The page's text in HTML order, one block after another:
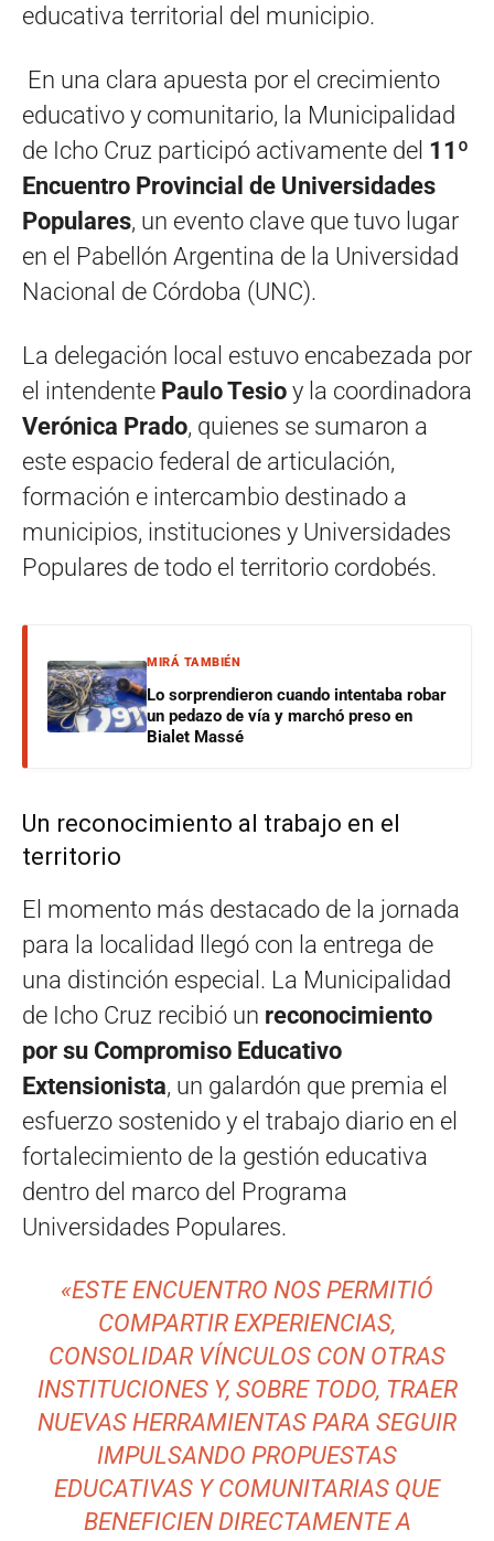
educativa territorial del municipio.
En una clara apuesta por el crecimiento
educativo y comunitario, la Municipalidad
de Icho Cruz participó activamente del 11º
Encuentro Provincial de Universidades
Populares, un evento clave que tuvo lugar
en el Pabellón Argentina de la Universidad
Nacional de Córdoba (UNC).
La delegación local estuvo encabezada por
el intendente Paulo Tesio y la coordinadora
Verónica Prado, quienes se sumaron a
este espacio federal de articulación,
formación e intercambio destinado a
municipios, instituciones y Universidades
Populares de todo el territorio cordobés.
MIRÁ TAMBIÉN
Lo sorprendieron cuando intentaba robar
un pedazo de vía y marchó preso en
Bialet Massé
Un reconocimiento al trabajo en el
territorio
El momento más destacado de la jornada
para la localidad llegó con la entrega de
una distinción especial. La Municipalidad
de Icho Cruz recibió un reconocimiento
por su Compromiso Educativo
Extensionista, un galardón que premia el
esfuerzo sostenido y el trabajo diario en el
fortalecimiento de la gestión educativa
dentro del marco del Programa
Universidades Populares.
«ESTE ENCUENTRO NOS PERMITIÓ
COMPARTIR EXPERIENCIAS,
CONSOLIDAR VÍNCULOS CON OTRAS
INSTITUCIONES Y, SOBRE TODO, TRAER
NUEVAS HERRAMIENTAS PARA SEGUIR
IMPULSANDO PROPUESTAS
EDUCATIVAS Y COMUNITARIAS QUE
BENEFICIEN DIRECTAMENTE A